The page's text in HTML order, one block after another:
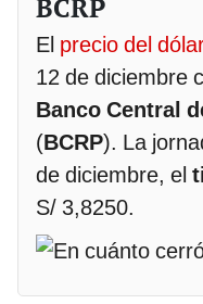
BCRP
El precio del
12 de diciembre
Banco Central
(BCRP). La
de diciembre, el
S/ 3,8250.